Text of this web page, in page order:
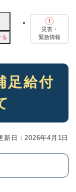
る
災害・
緊急情報
足給付
新日：2026年4月1日